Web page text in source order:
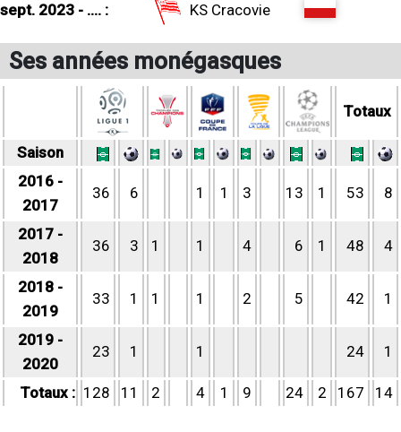
sept. 2023 - .... :
KS Cracovie
Ses années monégasques
Totaux
Saison
2016 -
2017
36 6 1 1 3 13 1 53 8
2017 -
2018
36 3 1 1 4 6 1 48 4
2018 -
2019
33 1 1 1 2 5 42 1
2019 -
2020
23 1 1 24 1
Totaux : 128 11 2 4 1 9 24 2 167 14